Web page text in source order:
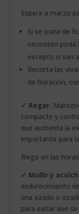
Espera a marzo
Si se trata de
necesiten poda
excepto si van
Recorta las
de floración,
✓ Regar.
compacte y
que aumenta la
importante para
Riega en las
✓ Mullir y
endurecimiento
una azada o
para evitar que